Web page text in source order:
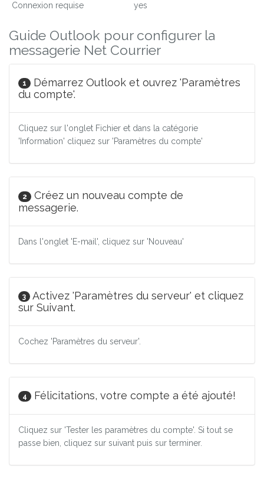
Connexion requise yes
Guide Outlook pour configurer la
messagerie Net Courrier
1
Démarrez Outlook et ouvrez 'Paramètres
du compte'.
Cliquez sur l'onglet Fichier et dans la catégorie
'Information' cliquez sur 'Paramètres du compte'
2
Créez un nouveau compte de
messagerie.
Dans l'onglet 'E-mail', cliquez sur 'Nouveau'
3
Activez 'Paramètres du serveur' et cliquez
sur Suivant.
Cochez 'Paramètres du serveur'.
4 Félicitations, votre compte a été ajouté!
Cliquez sur 'Tester les paramètres du compte'. Si tout se
passe bien, cliquez sur suivant puis sur terminer.